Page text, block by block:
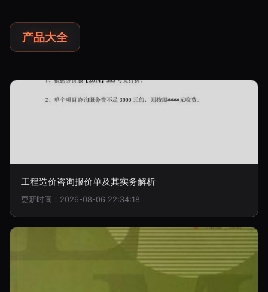
产品大全
工程造价咨询报价单及其实务解析
更新时间：2026-08-06 22:34:18